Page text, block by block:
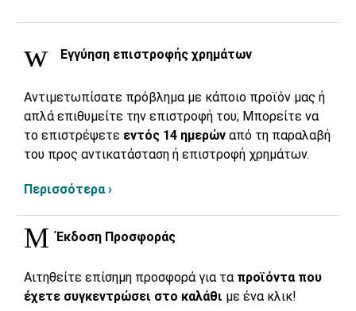
Εγγύηση επιστροφής χρημάτων
Αντιμετωπίσατε πρόβλημα με κάποιο προϊόν μας ή
απλά επιθυμείτε την επιστροφή του; Μπορείτε να
το επιστρέψετε εντός 14 ημερών από τη παραλαβή
του προς αντικατάσταση ή επιστροφή χρημάτων.
Περισσότερα ›
Έκδοση Προσφοράς
Αιτηθείτε επίσημη προσφορά για τα προϊόντα που
έχετε συγκεντρώσει στο καλάθι με ένα κλικ!